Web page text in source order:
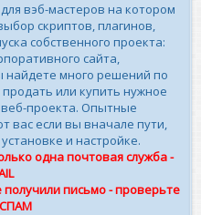
вэб-мастеров на котором
скриптов, плагинов,
собственного проекта:
сайта,
найдете много решений по
или купить нужное
проекта. Опытные
вас если вы вначале пути,
и настройке.
одна почтовая служба -
получили письмо - проверьте